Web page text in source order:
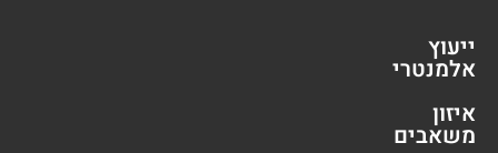
ייעוץ
אלמנטרי
איזון
משאבים